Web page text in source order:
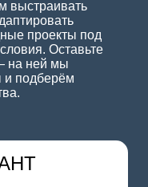
выстраивать
проекты под
Оставьте
на ней мы
и подберём